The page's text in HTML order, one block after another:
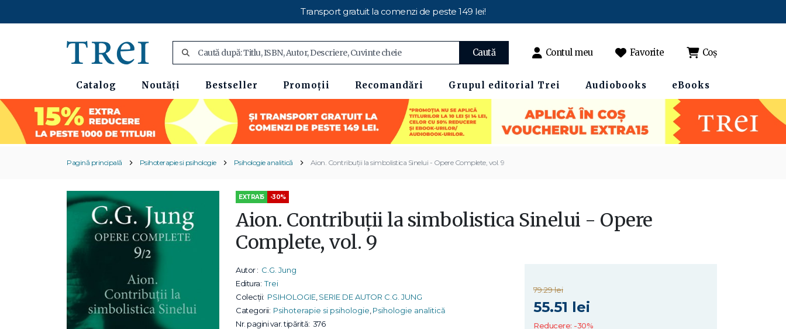
Transport gratuit la comenzi de peste 149 lei!
Caută Contul meu Favorite Coș
Catalog Noutăți Bestseller Promoții Recomandări Grupul editorial Trei Audiobooks eBooks
Pagină principală Psihoterapie si psihologie Psihologie analitică Aion. Contribuţii la simbolistica Sinelui - Opere Complete, vol. 9
EXTRA15 -30%
Aion. Contribuţii la simbolistica Sinelui - Opere
Complete, vol. 9
Autor : C.G. Jung
Editura: Trei
Colecții: PSIHOLOGIE, SERIE DE AUTOR C.G. JUNG
Categorii: Psihoterapie si psihologie Psihologie analitică
Nr. pagini var. tipărită: 376
79.29 lei
55.51 lei
Reducere: -30%